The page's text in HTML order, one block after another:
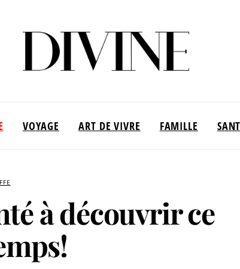
VOYAGE ART DE VIVRE FAMILLE
à découvrir ce